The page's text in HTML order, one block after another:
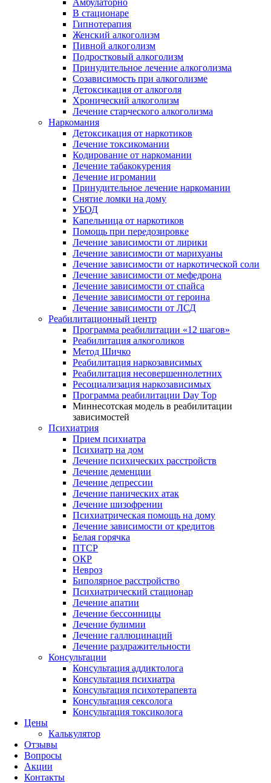
Амбулаторно
В стационаре
Гипнотерапия
Женский алкоголизм
Пивной алкоголизм
Подростковый алкоголизм
Принудительное лечение алкоголизма
Созависимость при алкоголизме
Детоксикация от алкоголя
Хронический алкоголизм
Лечение старческого алкоголизма
Наркомания
Детоксикация от наркотиков
Лечение токсикомании
Кодирование от наркомании
Лечение табакокурения
Лечение игромании
Принудительное лечение наркомании
Снятие ломки на дому
УБОД
Капельница от наркотиков
Помощь при передозировке
Лечение зависимости от лирики
Лечение зависимости от марихуаны
Лечение зависимости от наркотической соли
Лечение зависимости от мефедрона
Лечение зависимости от спайса
Лечение зависимости от героина
Лечение зависимости от ЛСД
Реабилитационный центр
Программа реабилитации «12 шагов»
Реабилитация алкоголиков
Метод Шичко
Реабилитация наркозависимых
Реабилитация несовершеннолетних
Ресоциализация наркозависимых
Программа реабилитации Day Top
Миннесотская модель в реабилитации
зависимостей
Психиатрия
Прием психиатра
Психиатр на дом
Лечение психических расстройств
Лечение деменции
Лечение депрессии
Лечение панических атак
Лечение шизофрении
Психиатрическая помощь на дому
Лечение зависимости от кредитов
Белая горячка
ПТСР
ОКР
Невроз
Биполярное расстройство
Психиатрический стационар
Лечение апатии
Лечение бессонницы
Лечение булимии
Лечение галлюцинаций
Лечение раздражительности
Консультации
Консультация аддиктолога
Консультация психиатра
Консультация психотерапевта
Консультация сексолога
Консультация токсиколога
Цены
Калькулятор
Отзывы
Вопросы
Акции
Контакты